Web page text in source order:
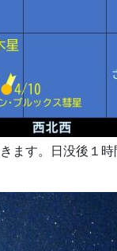
ます。日没後１